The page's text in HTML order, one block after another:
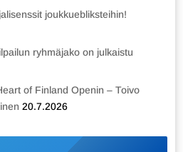
joukkuebliksteihin!
ryhmäjako on julkaistu
of Finland Openin – Toivo
20.7.2026